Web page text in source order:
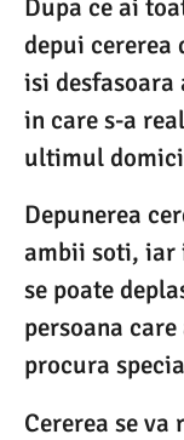
Dupa ce ai
depui
isi
in care s-a
ultimul
Depunerea
ambii soti, iar
se poate
persoana
procura
Cererea se